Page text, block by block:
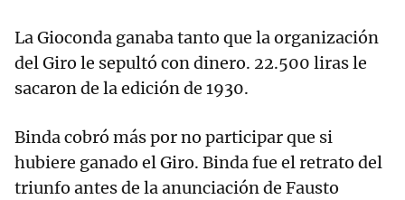
La Gioconda ganaba tanto que la organización
del Giro le sepultó con dinero. 22.500 liras le
sacaron de la edición de 1930.
Binda cobró más por no participar que si
hubiere ganado el Giro. Binda fue el retrato del
triunfo antes de la anunciación de Fausto